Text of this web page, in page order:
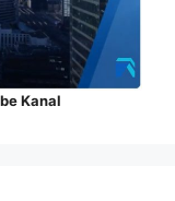
Kanal